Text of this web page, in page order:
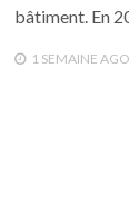
bâtiment. En
1 SEMAINE AGO